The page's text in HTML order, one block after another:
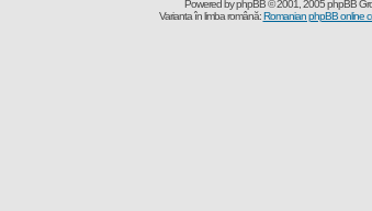
Powered byphpBB© 2001, 2005 phpBB
Varianta în limba română:Romanian phpBB online